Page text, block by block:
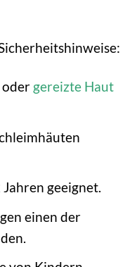
oder gereizte Haut
geeignet.
einen der